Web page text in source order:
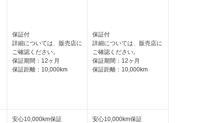
保証付
詳細については、販売店に
ご確認ください。
保証期間：12ヶ月
保証距離：10,000km
保証付
詳細については、販売店に
ご確認ください。
保証期間：12ヶ月
保証距離：10,000km
安心10,000km保証
安心10,000km保証